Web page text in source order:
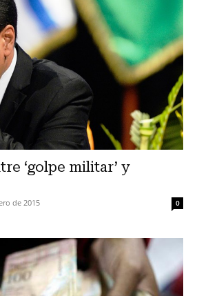
‘golpe militar’ y
de 2015 0